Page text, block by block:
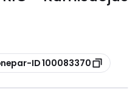
ID 100083370